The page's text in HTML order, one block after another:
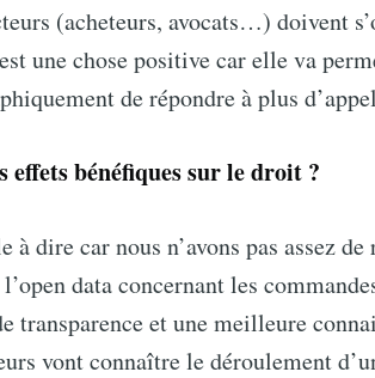
(acheteurs, avocats…) doivent
une chose positive car elle va
de répondre à plus
effets bénéfiques sur le droit ?
dire car nous n’avons pas assez
data concernant les
transparence et une meilleure
vont connaître le déroulement